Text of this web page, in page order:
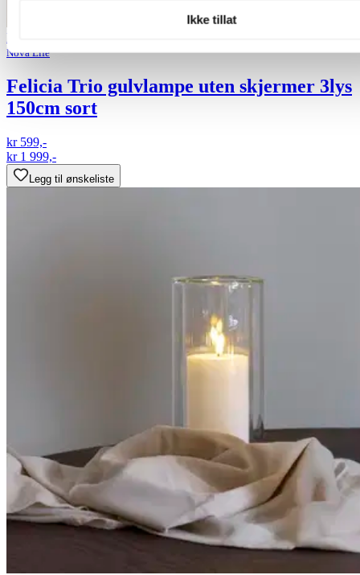
Ikke tillat
Bestselger
Nova Life
Felicia Trio gulvlampe uten skjermer 3lys
150cm sort
kr 599,-
kr 1 999,-
Legg til ønskeliste